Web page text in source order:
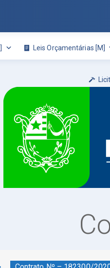
Leis Orçamentárias [M]